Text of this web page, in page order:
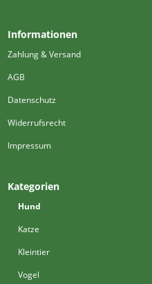
Informationen
Zahlung & Versand
AGB
Datenschutz
Widerrufsrecht
Impressum
Kategorien
Hund
Katze
Kleintier
Vogel